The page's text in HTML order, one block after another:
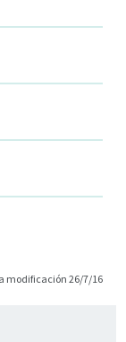
modificación 26/7/16